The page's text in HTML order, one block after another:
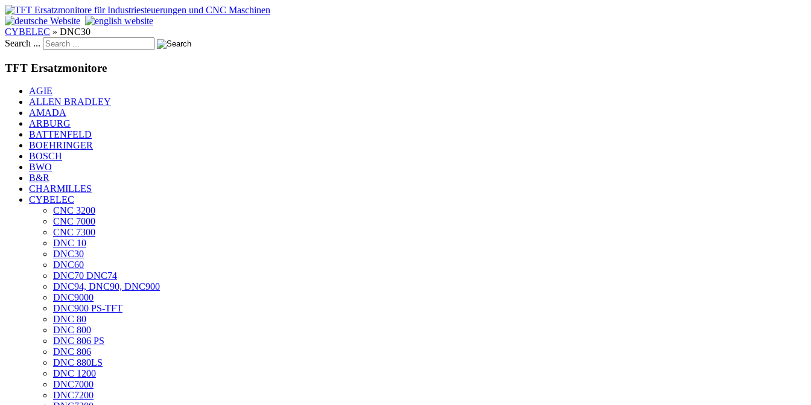
CYBELEC » DNC30
Search ...
TFT Ersatzmonitore
AGIE
ALLEN BRADLEY
AMADA
ARBURG
BATTENFELD
BOEHRINGER
BOSCH
BWO
B&R
CHARMILLES
CYBELEC
CNC 3200
CNC 7000
CNC 7300
DNC 10
DNC30
DNC60
DNC70 DNC74
DNC94, DNC90, DNC900
DNC9000
DNC900 PS-TFT
DNC 80
DNC 800
DNC 806 PS
DNC 806
DNC 880LS
DNC 1200
DNC7000
DNC7200